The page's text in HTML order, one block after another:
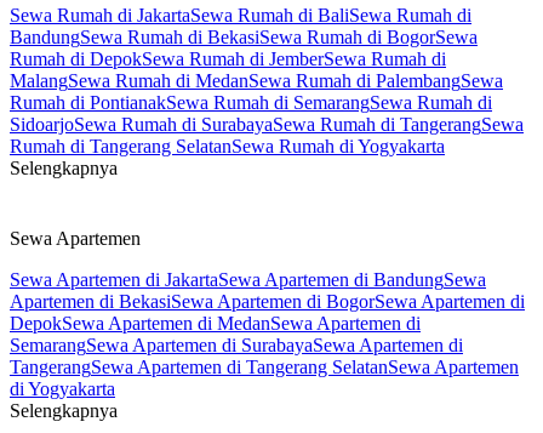
Sewa Rumah di JakartaSewa Rumah di BaliSewa Rumah di
BandungSewa Rumah di BekasiSewa Rumah di BogorSewa
Rumah di DepokSewa Rumah di JemberSewa Rumah di
MalangSewa Rumah di MedanSewa Rumah di PalembangSewa
Rumah di PontianakSewa Rumah di SemarangSewa Rumah di
SidoarjoSewa Rumah di SurabayaSewa Rumah di TangerangSewa
Rumah di Tangerang SelatanSewa Rumah di Yogyakarta
Selengkapnya
Sewa Apartemen
Sewa Apartemen di JakartaSewa Apartemen di BandungSewa
Apartemen di BekasiSewa Apartemen di BogorSewa Apartemen di
DepokSewa Apartemen di MedanSewa Apartemen di
SemarangSewa Apartemen di SurabayaSewa Apartemen di
TangerangSewa Apartemen di Tangerang SelatanSewa Apartemen
di Yogyakarta
Selengkapnya